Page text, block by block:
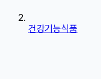
건강기능식품